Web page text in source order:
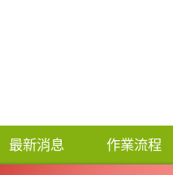
最新消息 作業流程